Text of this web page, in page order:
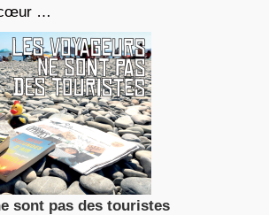
cœur …
sont pas des touristes